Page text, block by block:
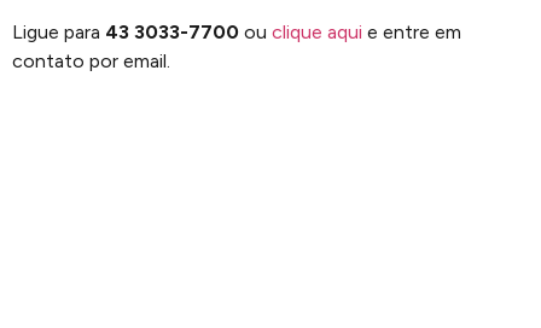
Ligue para 43 3033-7700 ou clique aqui e entre em
contato por email.